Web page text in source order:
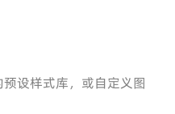
设样式库，或自定义图